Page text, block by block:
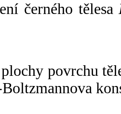
černého tělesa
povrchu